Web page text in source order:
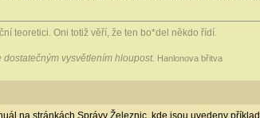
teoretici. Oni totiž věří, že ten bo*del někdo řídí.
vysvětlením hloupost. Hanlonova břitva
na stránkách Správy Železnic, kde jsou uvedeny